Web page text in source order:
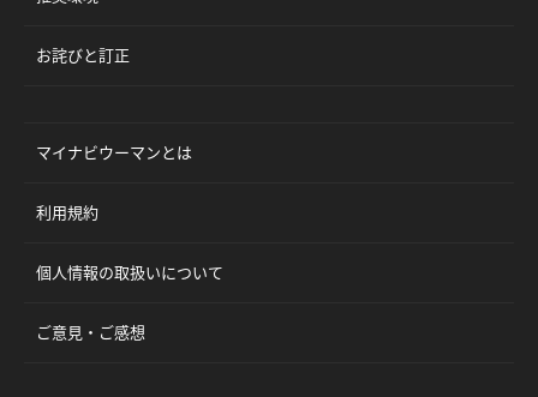
お詫びと訂正
マイナビウーマンとは
利用規約
個人情報の取扱いについて
ご意見・ご感想